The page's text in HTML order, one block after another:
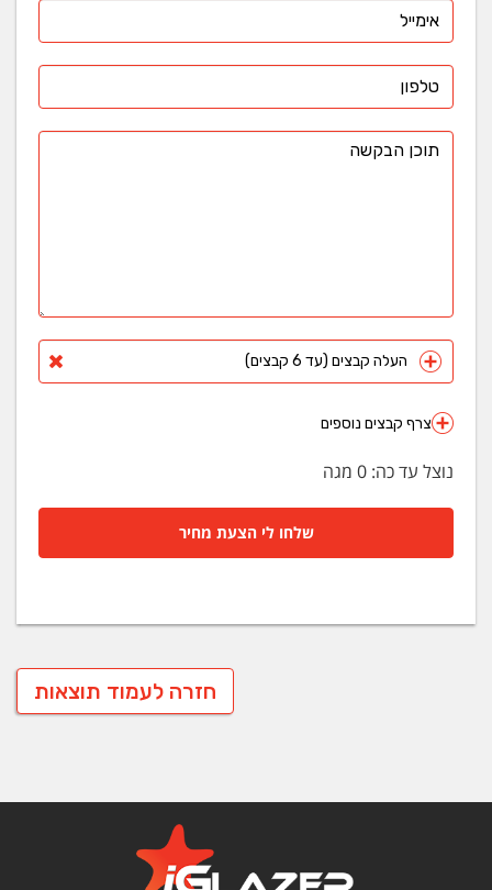
העלה קבצים (עד 6 קבצים)
צרף קבצים נוספים
נוצל עד כה: 0 מגה
שלחו לי הצעת מחיר
חזרה לעמוד תוצאות